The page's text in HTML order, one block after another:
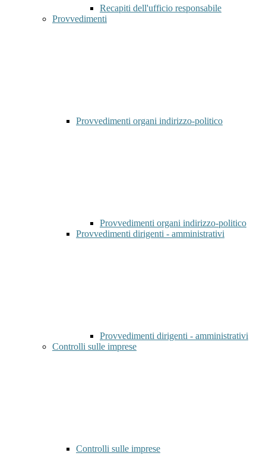
Recapiti dell'ufficio responsabile
Provvedimenti
Provvedimenti organi indirizzo-politico
Provvedimenti organi indirizzo-politico
Provvedimenti dirigenti - amministrativi
Provvedimenti dirigenti - amministrativi
Controlli sulle imprese
Controlli sulle imprese